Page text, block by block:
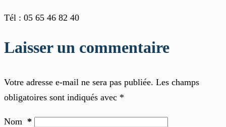
Tél : 05 65 46 82 40
Laisser un commentaire
Votre adresse e-mail ne sera pas publiée. Les champs
obligatoires sont indiqués avec *
Nom *